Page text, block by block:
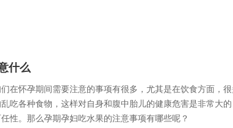
什么
怀孕期间需要注意的事项有很多，尤其是在饮食方面，很
吃各种食物，这样对自身和腹中胎儿的健康危害是非常大
性。那么孕期孕妇吃水果的注意事项有哪些呢？